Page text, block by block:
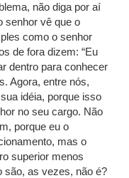
não diga por aí
senhor vê que o
como o senhor
de fora dizem: “Eu
dentro para conhecer
Agora, entre nós,
idéia, porque isso
no seu cargo. Não
porque eu o
mas o
superior menos
são, as vezes, não é?